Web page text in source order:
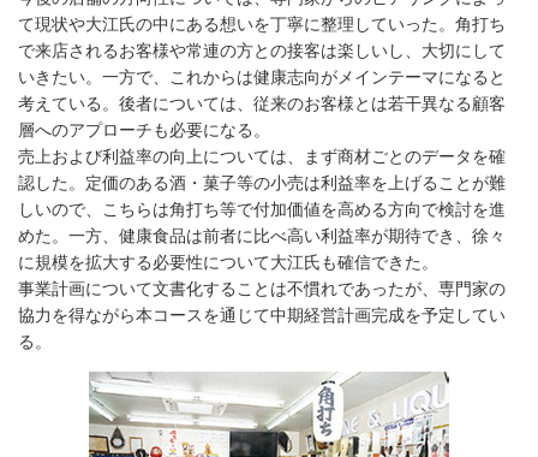
て現状や大江氏の中にある想いを丁寧に整理していった。角打ち
で来店されるお客様や常連の方との接客は楽しいし、大切にして
いきたい。一方で、これからは健康志向がメインテーマになると
考えている。後者については、従来のお客様とは若干異なる顧客
層へのアプローチも必要になる。
売上および利益率の向上については、まず商材ごとのデータを確
認した。定価のある酒・菓子等の小売は利益率を上げることが難
しいので、こちらは角打ち等で付加価値を高める方向で検討を進
めた。一方、健康食品は前者に比べ高い利益率が期待でき、徐々
に規模を拡大する必要性について大江氏も確信できた。
事業計画について文書化することは不慣れであったが、専門家の
協力を得ながら本コースを通じて中期経営計画完成を予定してい
る。